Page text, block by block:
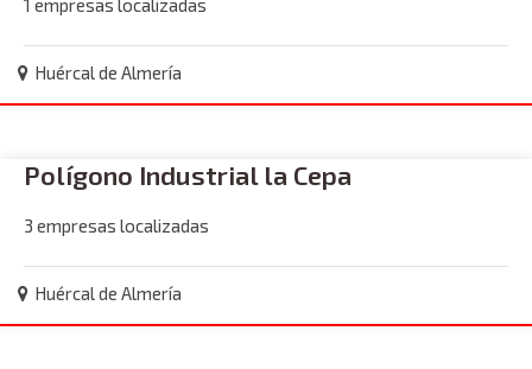
1 empresas localizadas
Huércal de Almería
Polígono Industrial la Cepa
3 empresas localizadas
Huércal de Almería